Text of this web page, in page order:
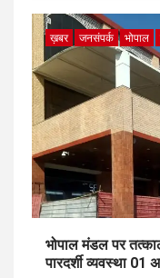
ख़बर जनसंपर्क भोपाल
भोपाल मंडल पर
पारदर्शी व्यवस्था